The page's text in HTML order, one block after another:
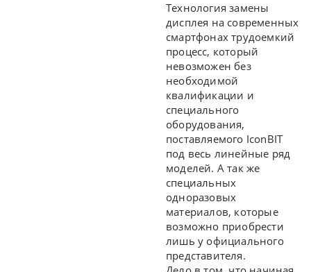
Технология замены
дисплея на современных
смартфонах трудоемкий
процесс, который
невозможен без
необходимой
квалификации и
специального
оборудования,
поставляемого IconBIT
под весь линейные ряд
моделей. А так же
специальных
одноразовых
материалов, которые
возможно приобрести
лишь у официального
представителя.